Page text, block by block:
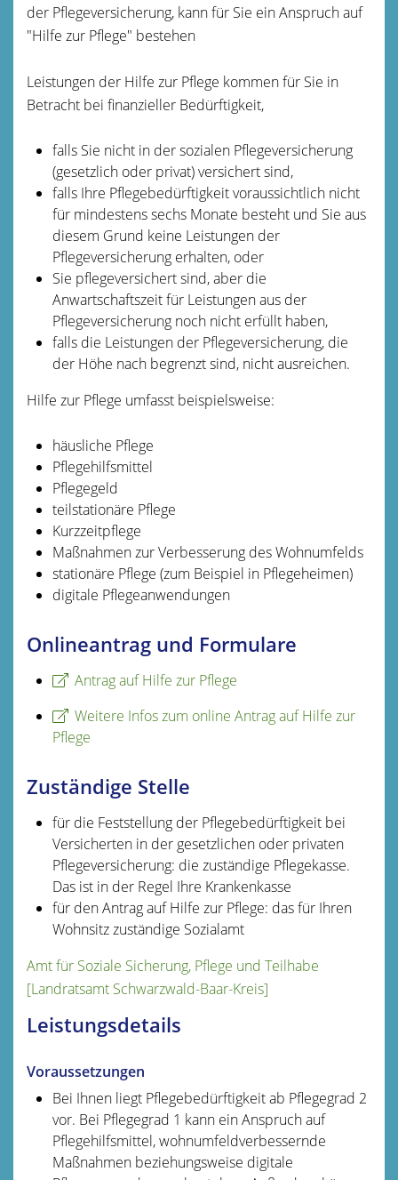
der Pflegeversicherung, kann für Sie ein Anspruch auf
"Hilfe zur Pflege" bestehen
Leistungen der Hilfe zur Pflege kommen für Sie in
Betracht bei finanzieller Bedürftigkeit,
falls Sie nicht in der sozialen Pflegeversicherung
(gesetzlich oder privat) versichert sind,
falls Ihre Pflegebedürftigkeit voraussichtlich nicht
für mindestens sechs Monate besteht und Sie aus
diesem Grund keine Leistungen der
Pflegeversicherung erhalten, oder
Sie pflegeversichert sind, aber die
Anwartschaftszeit für Leistungen aus der
Pflegeversicherung noch nicht erfüllt haben,
falls die Leistungen der Pflegeversicherung, die
der Höhe nach begrenzt sind, nicht ausreichen.
Hilfe zur Pflege umfasst beispielsweise:
häusliche Pflege
Pflegehilfsmittel
Pflegegeld
teilstationäre Pflege
Kurzzeitpflege
Maßnahmen zur Verbesserung des Wohnumfelds
stationäre Pflege (zum Beispiel in Pflegeheimen)
digitale Pflegeanwendungen
Onlineantrag und Formulare
Antrag auf Hilfe zur Pflege
Weitere Infos zum online Antrag auf Hilfe zur
Pflege
Zuständige Stelle
für die Feststellung der Pflegebedürftigkeit bei
Versicherten in der gesetzlichen oder privaten
Pflegeversicherung: die zuständige Pflegekasse.
Das ist in der Regel Ihre Krankenkasse
für den Antrag auf Hilfe zur Pflege: das für Ihren
Wohnsitz zuständige Sozialamt
Amt für Soziale Sicherung, Pflege und Teilhabe
[Landratsamt Schwarzwald-Baar-Kreis]
Leistungsdetails
Voraussetzungen
Bei Ihnen liegt Pflegebedürftigkeit ab Pflegegrad 2
vor. Bei Pflegegrad 1 kann ein Anspruch auf
Pflegehilfsmittel, wohnumfeldverbessernde
Maßnahmen beziehungsweise digitale